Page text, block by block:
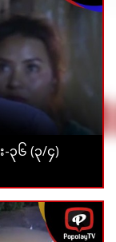
၆ (၃/၄)